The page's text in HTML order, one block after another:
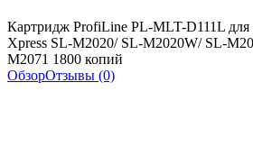
Картридж ProfiLine PL-MLT-D111L для
Xpress SL-M2020/ SL-M2020W/ SL-
M2071 1800 копий
ОбзорОтзывы (0)